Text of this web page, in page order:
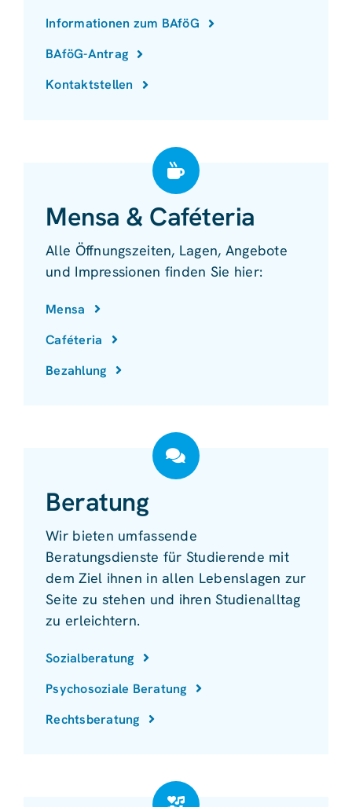
Informationen zum BAföG
BAföG-Antrag
Kontaktstellen
Mensa & Caféteria
Alle Öffnungszeiten, Lagen, Angebote
und Impressionen finden Sie hier:
Mensa
Caféteria
Bezahlung
Beratung
Wir bieten umfassende
Beratungsdienste für Studierende mit
dem Ziel ihnen in allen Lebenslagen zur
Seite zu stehen und ihren Studienalltag
zu erleichtern.
Sozialberatung
Psychosoziale Beratung
Rechtsberatung